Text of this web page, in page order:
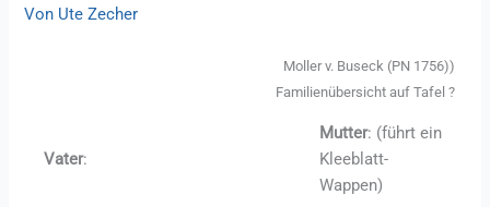
Von Ute Zecher
Moller v. Buseck (PN 1756))
Familienübersicht auf Tafel ?
Vater:
Mutter: (führt ein
Kleeblatt-
Wappen)